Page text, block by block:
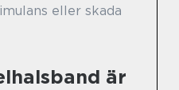
eller skada
är